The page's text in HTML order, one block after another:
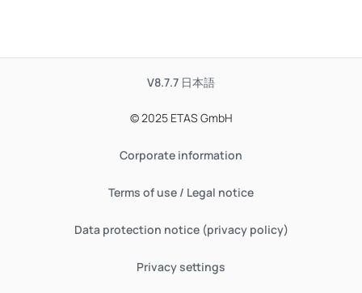
V8.7.7 日本語
© 2025 ETAS GmbH
Corporate information
Terms of use / Legal notice
Data protection notice (privacy policy)
Privacy settings